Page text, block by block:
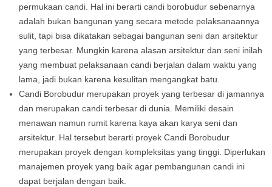
permukaan candi. Hal ini berarti candi borobudur sebenarnya
adalah bukan bangunan yang secara metode pelaksanaannya
sulit, tapi bisa dikatakan sebagai bangunan seni dan arsitektur
yang terbesar. Mungkin karena alasan arsitektur dan seni inilah
yang membuat pelaksanaan candi berjalan dalam waktu yang
lama, jadi bukan karena kesulitan mengangkat batu.
Candi Borobudur merupakan proyek yang terbesar di jamannya
dan merupakan candi terbesar di dunia. Memiliki desain
menawan namun rumit karena kaya akan karya seni dan
arsitektur. Hal tersebut berarti proyek Candi Borobudur
merupakan proyek dengan kompleksitas yang tinggi. Diperlukan
manajemen proyek yang baik agar pembangunan candi ini
dapat berjalan dengan baik.